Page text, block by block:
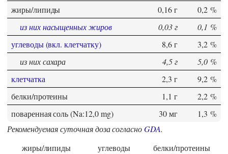
жиры/липиды
0,16 г
0,2 %
из них насыщенных жиров
0,03 г
0,1 %
углеводы (вкл. клетчатку)
8,6 г
3,2 %
из них сахара
4,5 г
5,0 %
клетчатка
2,3 г
9,2 %
белки/протеины
1,1 г
2,2 %
поваренная соль (Na:12,0 mg)
30 мг
1,3 %
Рекомендуемая суточная доза согласноGDA.
жиры/липиды
углеводы белки/протеины